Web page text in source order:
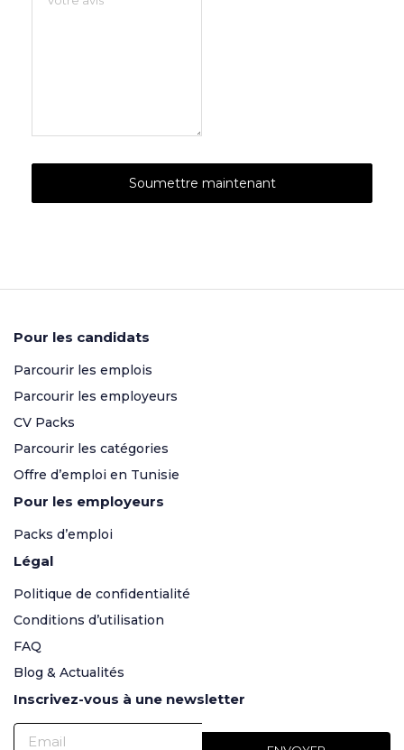
Pour les candidats
Parcourir les emplois
Parcourir les employeurs
CV Packs
Parcourir les catégories
Offre d’emploi en Tunisie
Pour les employeurs
Packs d’emploi
Légal
Politique de confidentialité
Conditions d’utilisation
FAQ
Blog & Actualités
Inscrivez-vous à une newsletter